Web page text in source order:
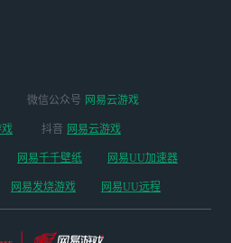
微信公众号 网易云游戏
戏 抖音 网易云游戏
网易千千壁纸 网易UU加速器
网易发烧游戏 网易UU远程